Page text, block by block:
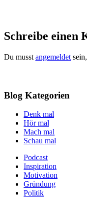
Schreibe einen
Du musst angemeldet
Blog Kategorien
Denk mal
Hör mal
Mach mal
Schau mal
Podcast
Inspiration
Motivation
Gründung
Politik